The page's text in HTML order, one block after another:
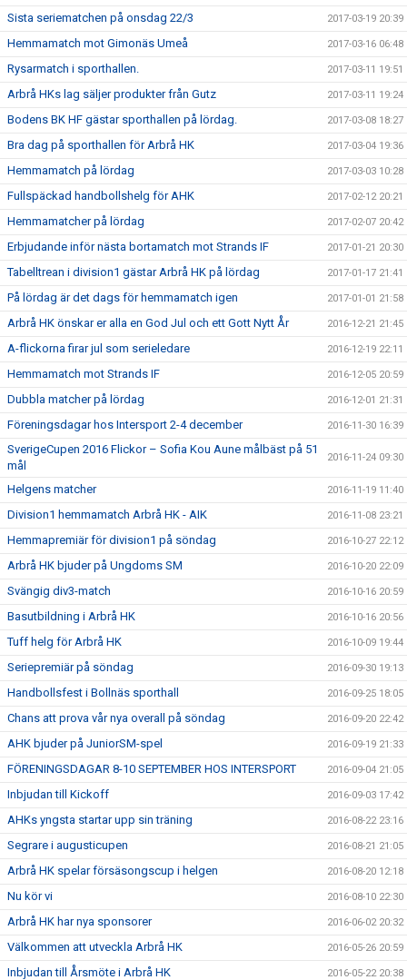
Sista seriematchen på onsdag 22/3 2017-03-19 20:39
Hemmamatch mot Gimonäs Umeå 2017-03-16 06:48
Rysarmatch i sporthallen. 2017-03-11 19:51
Arbrå HKs lag säljer produkter från Gutz 2017-03-11 19:24
Bodens BK HF gästar sporthallen på lördag. 2017-03-08 18:27
Bra dag på sporthallen för Arbrå HK 2017-03-04 19:36
Hemmamatch på lördag 2017-03-03 10:28
Fullspäckad handbollshelg för AHK 2017-02-12 20:21
Hemmamatcher på lördag 2017-02-07 20:42
Erbjudande inför nästa bortamatch mot Strands IF 2017-01-21 20:30
Tabelltrean i division1 gästar Arbrå HK på lördag 2017-01-17 21:41
På lördag är det dags för hemmamatch igen 2017-01-01 21:58
Arbrå HK önskar er alla en God Jul och ett Gott Nytt År 2016-12-21 21:45
A-flickorna firar jul som serieledare 2016-12-19 22:11
Hemmamatch mot Strands IF 2016-12-05 20:59
Dubbla matcher på lördag 2016-12-01 21:31
Föreningsdagar hos Intersport 2-4 december 2016-11-30 16:39
SverigeCupen 2016 Flickor – Sofia Kou Aune målbäst på 51
mål
2016-11-24 09:30
Helgens matcher 2016-11-19 11:40
Division1 hemmamatch Arbrå HK - AIK 2016-11-08 23:21
Hemmapremiär för division1 på söndag 2016-10-27 22:12
Arbrå HK bjuder på Ungdoms SM 2016-10-20 22:09
Svängig div3-match 2016-10-16 20:59
Basutbildning i Arbrå HK 2016-10-16 20:56
Tuff helg för Arbrå HK 2016-10-09 19:44
Seriepremiär på söndag 2016-09-30 19:13
Handbollsfest i Bollnäs sporthall 2016-09-25 18:05
Chans att prova vår nya overall på söndag 2016-09-20 22:42
AHK bjuder på JuniorSM-spel 2016-09-19 21:33
FÖRENINGSDAGAR 8-10 SEPTEMBER HOS INTERSPORT 2016-09-04 21:05
Inbjudan till Kickoff 2016-09-03 17:42
AHKs yngsta startar upp sin träning 2016-08-22 23:16
Segrare i augusticupen 2016-08-21 21:05
Arbrå HK spelar försäsongscup i helgen 2016-08-20 12:18
Nu kör vi 2016-08-10 22:30
Arbrå HK har nya sponsorer 2016-06-02 20:32
Välkommen att utveckla Arbrå HK 2016-05-26 20:59
Inbjudan till Årsmöte i Arbrå HK 2016-05-22 20:38